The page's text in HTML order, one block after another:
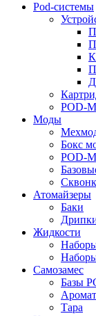
Pod-системы
POD-
Моды
Бокс
POD-
Атомайзеры
Баки
Жидкости
Самозамес
Базы
Тара